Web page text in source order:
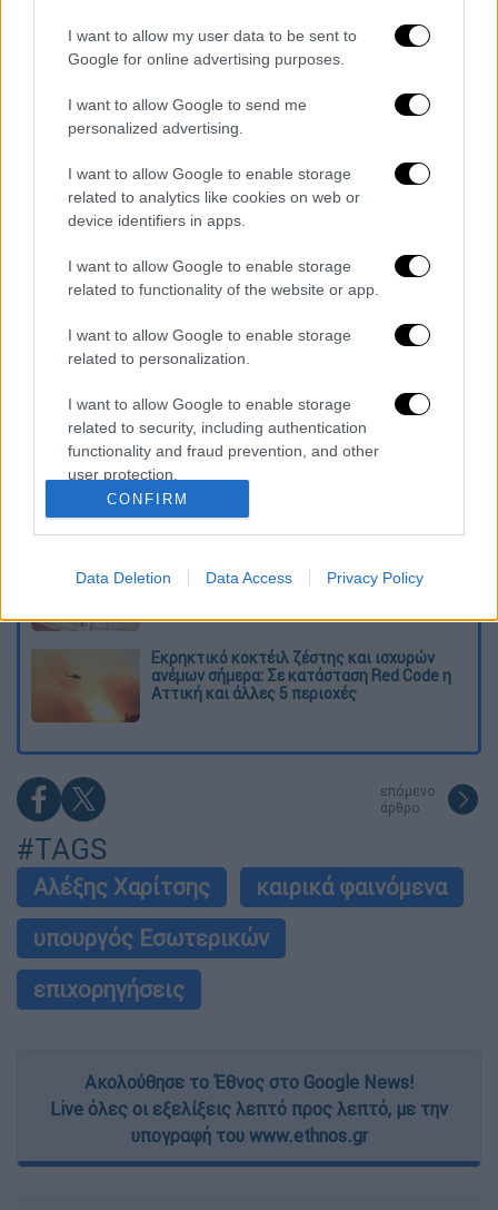
I want to allow my user data to be sent to
Google for online advertising purposes.
I want to allow Google to send me
personalized advertising.
I want to allow Google to enable storage
related to analytics like cookies on web or
device identifiers in apps.
I want to allow Google to enable storage
related to functionality of the website or app.
I want to allow Google to enable storage
related to personalization.
I want to allow Google to enable storage
related to security, including authentication
functionality and fraud prevention, and other
user protection.
CONFIRM
Data Deletion Data Access Privacy Policy
λειψυδρίας στους δήμους Αγίου Βασιλείου
(150.000 ευρώ), Αμφίπολης (285.000 ευρώ),
Αχαρνών-Αστερουσίων (200.000 ευρώ),
Κομοτηνής (150.000 ευρώ), Ρεθύμνης
(300.000 ευρώ) και στη Δημόσια Επιχείρηση
Ύδρευσης και Αποχέτευσης Βορείου Άξονα
Χανίων (400.000 ευρώ).
Τις σχετικές αποφάσεις υπέγραψε ο
υπουργός Εσωτερικών, Αλέξης Χαρίτσης.
Διαβάστε ακόμη
σημαίνει η νίκη του Αμπντούλ Ελ-Σαγέντ
για τους Δημοκρατικούς
O στρατηγός ήταν σχιζοφρενής, εμμονικός,
πλησίαζε τα 75 όταν τον αντάμωσε η δόξα –
Εκείνος που άλλαξε την πορεία της
Πώς πνίγηκε το 4χρονο παιδί σε πισίνα
στην Πάρο: Οι γονείς ήταν στη θάλασσα, ο
Εκρηκτικό κοκτέιλ ζέστης και ισχυρών
ανέμων σήμερα: Σε κατάσταση Red Code η
Αττική και άλλες 5 περιοχές
επόμενο
άρθρο
#TAGS
Αλέξης Χαρίτσης
καιρικά φαινόμενα
υπουργός Εσωτερικών
επιχορηγήσεις
Ακολούθησε το Έθνος στο Google News!
Live όλες οι εξελίξεις λεπτό προς λεπτό, με την
υπογραφή του www.ethnos.gr